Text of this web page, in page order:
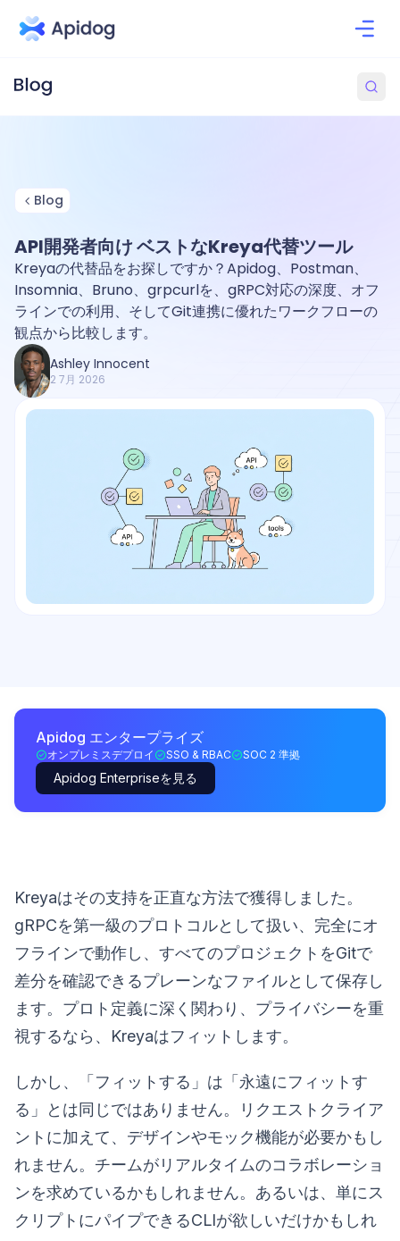
Blog
API開発者向け ベストなKreya代替ツール
Kreyaの代替品をお探しですか？Apidog、Postman、
Insomnia、Bruno、grpcurlを、gRPC対応の深度、オフ
ラインでの利用、そしてGit連携に優れたワークフローの
観点から比較します。
Ashley Innocent
2 7月 2026
Apidog エンタープライズ
オンプレミスデプロイ SSO & RBAC SOC 2 準拠
Apidog Enterpriseを見る
Kreyaはその支持を正直な方法で獲得しました。
gRPCを第一級のプロトコルとして扱い、完全にオ
フラインで動作し、すべてのプロジェクトをGitで
差分を確認できるプレーンなファイルとして保存し
ます。プロト定義に深く関わり、プライバシーを重
視するなら、Kreyaはフィットします。
しかし、「フィットする」は「永遠にフィットす
る」とは同じではありません。リクエストクライア
ントに加えて、デザインやモック機能が必要かもし
れません。チームがリアルタイムのコラボレーショ
ンを求めているかもしれません。あるいは、単にス
クリプトにパイプできるCLIが欲しいだけかもしれ